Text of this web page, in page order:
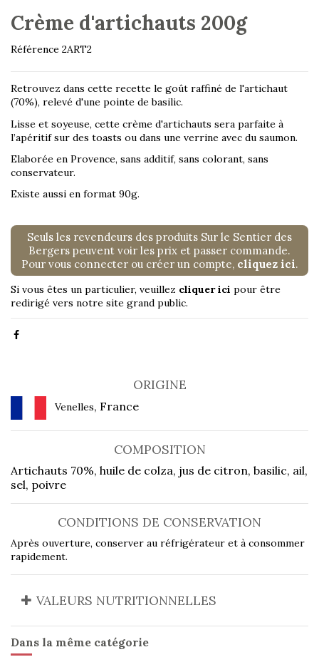
Crème d'artichauts 200g
Référence 2ART2
Retrouvez dans cette recette le goût raffiné de l'artichaut
(70%), relevé d'une pointe de basilic.
Lisse et soyeuse, cette crème d'artichauts sera parfaite à
l’apéritif sur des toasts ou dans une verrine avec du saumon.
Elaborée en Provence, sans additif, sans colorant, sans
conservateur.
Existe aussi en format 90g.
Seuls les revendeurs des produits Sur le Sentier des
Bergers peuvent voir les prix et passer commande.
Pour vous connecter ou créer un compte, cliquez ici.
Si vous êtes un particulier, veuillez cliquer ici pour être
redirigé vers notre site grand public.
ORIGINE
Venelles, France
COMPOSITION
Artichauts 70%, huile de colza, jus de citron, basilic, ail,
sel, poivre
CONDITIONS DE CONSERVATION
Après ouverture, conserver au réfrigérateur et à consommer
rapidement.
VALEURS NUTRITIONNELLES
Dans la même catégorie